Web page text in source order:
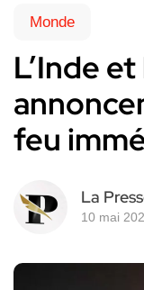
Monde
L’Inde
feu
La
10 mai